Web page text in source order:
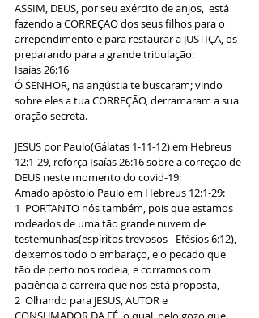
ASSIM, DEUS, por seu exército de anjos,  está
fazendo a CORREÇÃO dos seus filhos para o
arrependimento e para restaurar a JUSTIÇA, os
preparando para a grande tribulação:
Isaías 26:16
Ó SENHOR, na angústia te buscaram; vindo
sobre eles a tua CORREÇÃO, derramaram a sua
oração secreta.
JESUS por Paulo(Gálatas 1-11-12) em Hebreus
12:1-29, reforça Isaías 26:16 sobre a correção de
DEUS neste momento do covid-19:
Amado apóstolo Paulo em Hebreus 12:1-29:
1  PORTANTO nós também, pois que estamos
rodeados de uma tão grande nuvem de
testemunhas(espíritos trevosos - Efésios 6:12),
deixemos todo o embaraço, e o pecado que
tão de perto nos rodeia, e corramos com
paciência a carreira que nos está proposta,
2  Olhando para JESUS, AUTOR e